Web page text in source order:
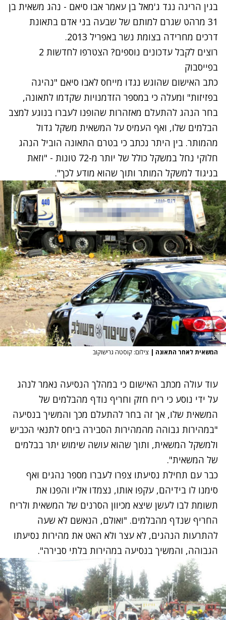
בגין הריגה נגד ג'מאל בן עאמר אבו סיאם - נהג משאית בן
31 מרהט שגרם למותם של שבעה בני אדם בתאונת
דרכים מחרידה בצומת נשר באפריל 2013.
רוצים לקבל עדכונים נוספים? הצטרפו לחדשות 2
בפייסבוק
כתב האישום שהוגש נגדו מייחס לאבו סיאם "נהיגה
בפזיזות" ומעלה כי במספר הזדמנויות שקדמו לתאונה,
בחר הנהג להתעלם מאזהרות שהופנו לעברו בנוגע למצב
הבלמים שלו, ואף העמיס על המשאית משקל גדול
מהמותר. בין היתר נכתב כי בטרם התאונה הוביל הנהג
חלוקי נחל במשקל כולל של יותר מ-72 טונות - "וזאת
בניגוד למשקל המותר ותוך שהוא מודע לכך".
המשאית לאחר התאונה | צילום: קוסטה גרישוקוב
עוד עולה מכתב האישום כי במהלך הנסיעה נאמר לנהג
על ידי נוסע כי ריח חזק וחריף נודף מהבלמים של
המשאית שלו, אך זה בחר להתעלם מכך והמשיך בנסיעה
"במהירות גבוהה מהמהירות הסבירה ביחס לתנאי הכביש
ולמשקל המשאית, ותוך שהוא עושה שימוש יתר בבלמים
של המשאית".
כבר עם תחילת נסיעתו צפרו לעברו מספר נהגים ואף
סימנו לו בידיהם, עקפו אותו, נצמדו אליו והפנו את
תשומת לבו לעשן שיצא מכיוון הסרנים של המשאית ולריח
החריף שנדף מהבלמים. "ואולם, הנאשם לא שעה
להתרעות הנהגים, לא עצר ולא האט את מהירות נסיעתו
הגבוהה, והמשיך בנסיעה במהירות בלתי סבירה".